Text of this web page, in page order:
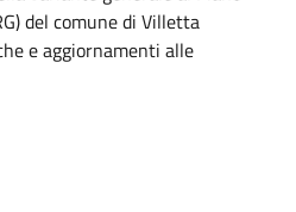
del comune di Villetta
e aggiornamenti alle